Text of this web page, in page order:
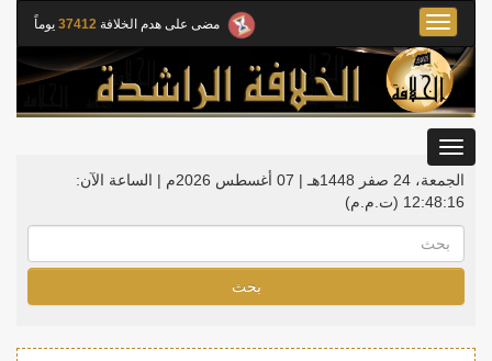
مضى على هدم الخلافة 37412 يوماً
Toggle
navigation
الجمعة، 24 صفر 1448هـ | 07 أغسطس 2026م |
الساعة الآن:
12:48:16 (ت.م.م)
بحث